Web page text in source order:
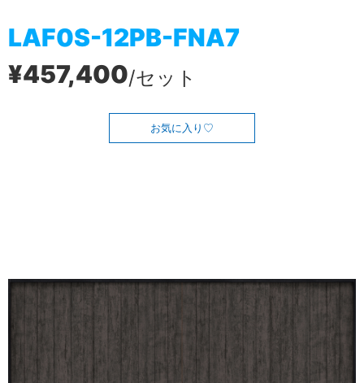
LAF0S-12PB-FNA7
¥457,400/セット
お気に入り